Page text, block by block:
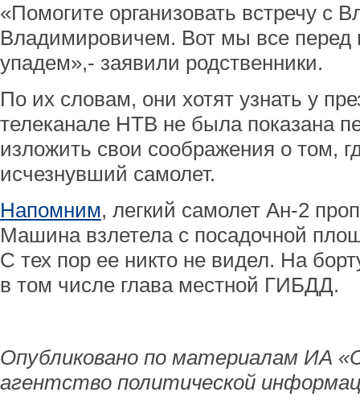
«Помогите организовать встречу с
Владимировичем. Вот мы все перед
упадем»,- заявили родственники.
По их словам, они хотят узнать у
телеканале НТВ не была показана
изложить свои соображения о том,
исчезнувший самолет.
Напомним, легкий самолет Ан-2
Машина взлетела с посадочной
С тех пор ее никто не видел. На
в том числе глава местной ГИБДД.
Опубликовано по материалам ИА
агентство политической